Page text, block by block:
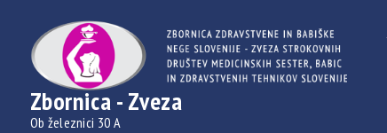
Zbornica - Zveza
Ob železnici 30 A